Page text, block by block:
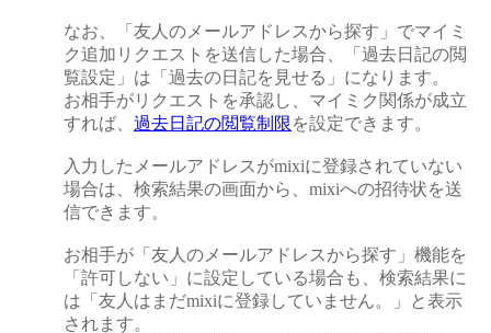
なお、「友人のメールアドレスから探す」でマイミ
ク追加リクエストを送信した場合、「過去日記の閲
覧設定」は「過去の日記を見せる」になります。
お相手がリクエストを承認し、マイミク関係が成立
すれば、 過去日記の閲覧制限を設定できます。
入力したメールアドレスがmixiに登録されていない
場合は、検索結果の画面から、mixiへの招待状を送
信できます。
お相手が「友人のメールアドレスから探す」機能を
「許可しない」に設定している場合も、検索結果に
は「友人はまだmixiに登録していません。」と表示
されます。